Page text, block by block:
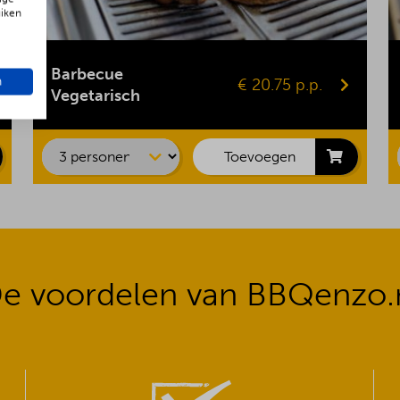
Barbecue
Vegetarisch
€ 20.75 p.p.
Vegaburger
Groentespies
Portobello
Toevoegen
voordelen van